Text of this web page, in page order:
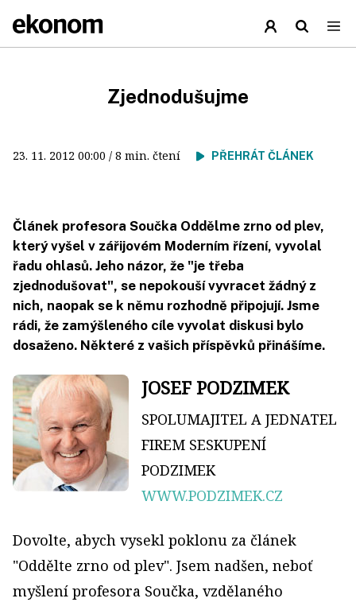
Zjednodušujme
23. 11. 2012 00:00 / 8 min. čtení PŘEHRÁT ČLÁNEK
Článek profesora Součka Oddělme zrno od plev,
který vyšel v zářijovém Moderním řízení, vyvolal
řadu ohlasů. Jeho názor, že "je třeba
zjednodušovat", se nepokouší vyvracet žádný z
nich, naopak se k němu rozhodně připojují. Jsme
rádi, že zamýšleného cíle vyvolat diskusi bylo
dosaženo. Některé z vašich příspěvků přinášíme.
JOSEF PODZIMEK
SPOLUMAJITEL A JEDNATEL
FIREM SESKUPENÍ
PODZIMEK
WWW.PODZIMEK.CZ
Dovolte, abych vysekl poklonu za článek
"Oddělte zrno od plev". Jsem nadšen, neboť
myšlení profesora Součka, vzdělaného